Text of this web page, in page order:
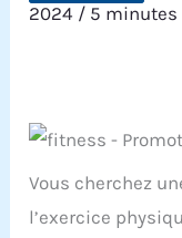
2024 / 5 minutes
Vous cherchez
l’exercice